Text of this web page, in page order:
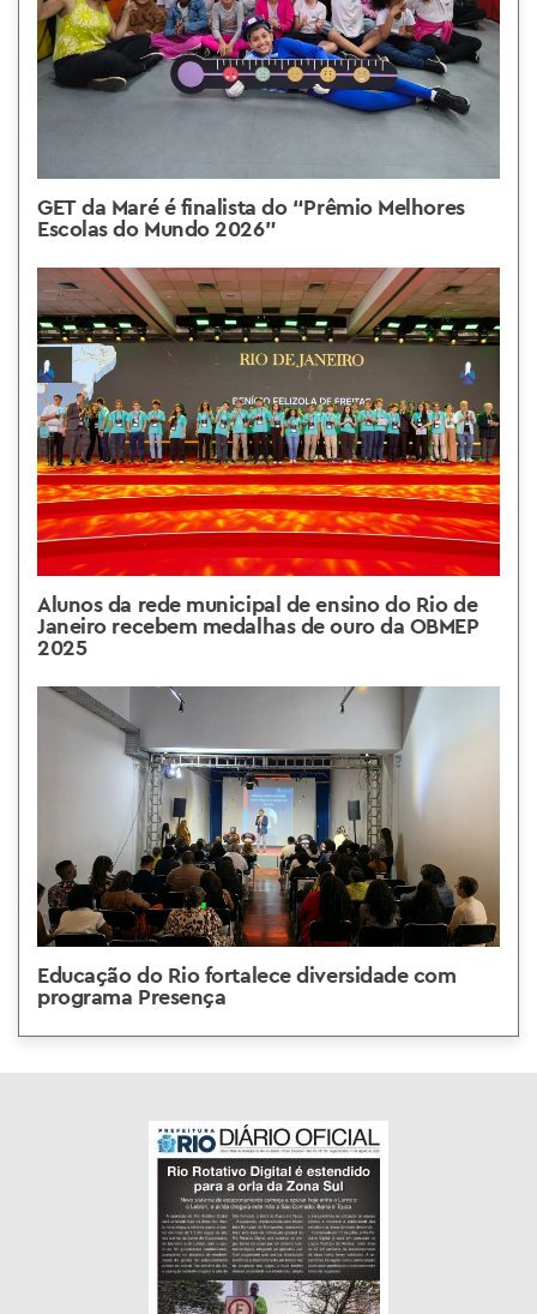
GET da Maré é finalista do “Prêmio Melhores
Escolas do Mundo 2026”
Alunos da rede municipal de ensino do Rio de
Janeiro recebem medalhas de ouro da OBMEP
2025
Educação do Rio fortalece diversidade com
programa Presença